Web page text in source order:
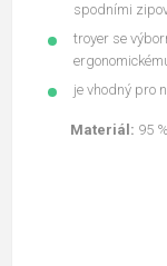
spodními
troyer se
je vhodný pro
Materiál: 95